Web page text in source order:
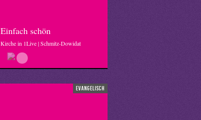
Einfach schön
Kirche in 1Live | Schmitz-Dowidat
evangelisch